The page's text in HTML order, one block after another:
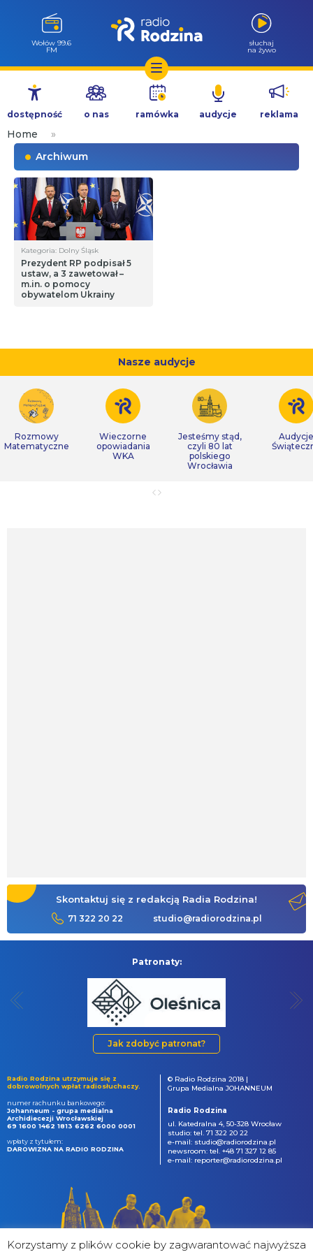
Przejdź
treści
Wołów 99.6
FM
słuchaj
na żywo
dostępność o nas ramówka audycje reklama
Home
»
Archiwum
Kategoria: Dolny Śląsk
Prezydent RP podpisał 5
ustaw, a 3 zawetował –
m.in. o pomocy
obywatelom Ukrainy
Nasze audycje
Rozmowy
Matematyczne
Wieczorne
opowiadania
WKA
Jesteśmy stąd,
czyli 80 lat
polskiego
Wrocławia
Audycje
Skontaktuj się z redakcją Radia Rodzina!
71 322 20 22 studio@radiorodzina.pl
Patronaty:
Jak zdobyć patronat?
Radio Rodzina utrzymuje się z
dobrowolnych wpłat radiosłuchaczy.
numer rachunku bankowego:
Johanneum - grupa medialna
Archidiecezji Wrocławskiej
69 1600 1462 1813 6262 6000 0001
wpłaty z tytułem:
DAROWIZNA NA RADIO RODZINA
© Radio Rodzina 2018 |
Grupa Medialna JOHANNEUM
Radio Rodzina
ul. Katedralna 4, 50-328 Wrocław
studio: tel. 71 322 20 22
e-mail: studio@radiorodzina.pl
newsroom: tel. +48 71 327 12 85
e-mail: reporter@radiorodzina.pl
Korzystamy z plików cookie by zagwarantować najwyższa